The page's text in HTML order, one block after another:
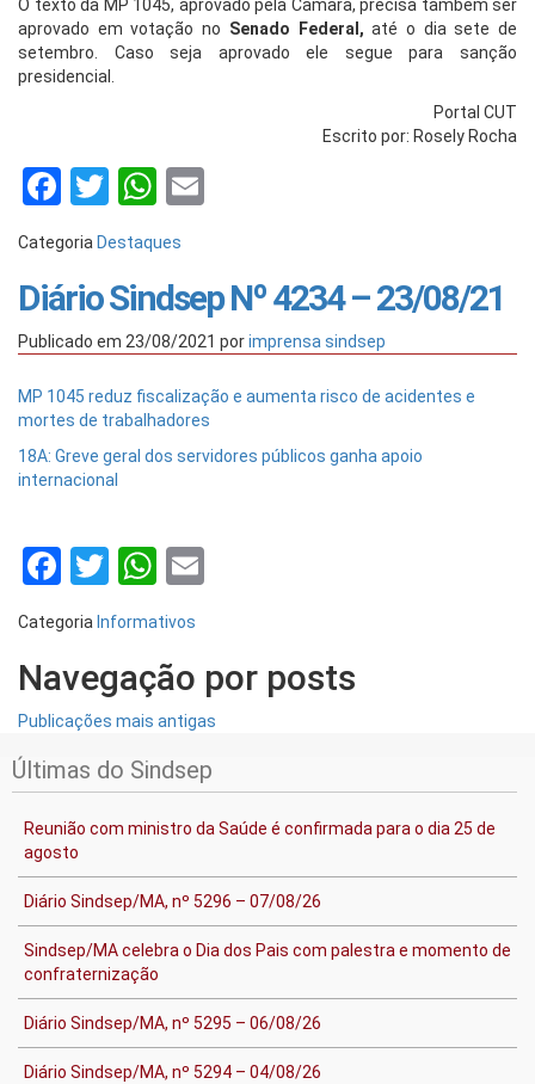
O texto da MP 1045, aprovado pela Câmara, precisa também ser
aprovado em votação no Senado Federal, até o dia sete de
setembro. Caso seja aprovado ele segue para sanção
presidencial.
Portal CUT
Escrito por: Rosely Rocha
Facebook
TwitterWhatsApp
Categoria Destaques
Diário Sindsep Nº 4234 – 23/08/21
Publicado em 23/08/2021 porimprensa sindsep
MP 1045 reduz fiscalização e aumenta risco de acidentes e
mortes de trabalhadores
18A: Greve geral dos servidores públicos ganha apoio
internacional
Facebook
TwitterWhatsApp
Categoria Informativos
Navegação por posts
Publicações mais antigas
Últimas do Sindsep
Reunião com ministro da Saúde é confirmada para o dia 25 de
agosto
Diário Sindsep/MA, nº 5296 – 07/08/26
Sindsep/MA celebra o Dia dos Pais com palestra e momento de
confraternização
Diário Sindsep/MA, nº 5295 – 06/08/26
Diário Sindsep/MA, nº 5294 – 04/08/26